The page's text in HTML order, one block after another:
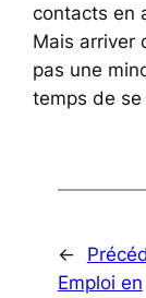
contacts en
Mais arriver
pas une
temps de
←
Emploi en